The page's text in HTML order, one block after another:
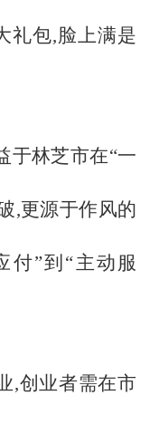
礼包,脸上满是
于林芝市在“一
,更源于作风的
”到“主动服
,创业者需在市